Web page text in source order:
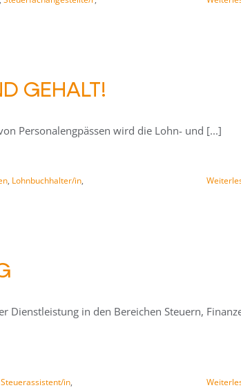
GEHALT!
Personalengpässen wird die Lohn- und [...]
, Lohnbuchhalter/in,
Dienstleistung in den Bereichen Steuern,
Steuerassistent/in,